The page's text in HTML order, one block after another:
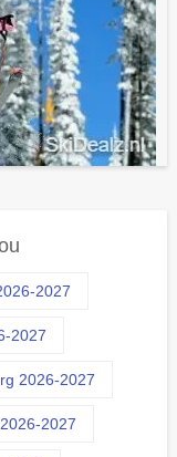
2027
2027
2026-2027
2027